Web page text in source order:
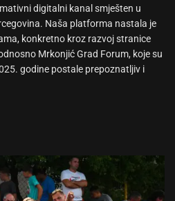
digitalni kanal smješten u
Naša platforma nastala je
konkretno kroz razvoj stranice
Mrkonjić Grad Forum, koje su
godine postale prepoznatljiv i